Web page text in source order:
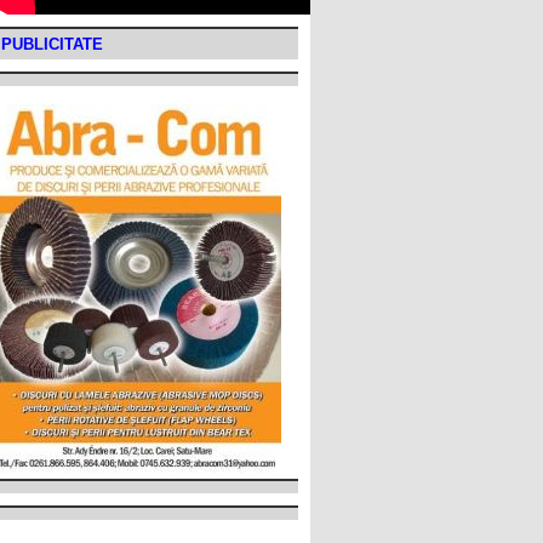
PUBLICITATE